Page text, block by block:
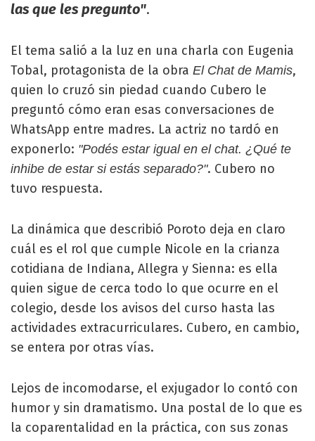
las que les pregunto".
El tema salió a la luz en una charla con Eugenia
Tobal, protagonista de la obra El Chat de Mamis,
quien lo cruzó sin piedad cuando Cubero le
preguntó cómo eran esas conversaciones de
WhatsApp entre madres. La actriz no tardó en
exponerlo: "Podés estar igual en el chat. ¿Qué te
inhibe de estar si estás separado?". Cubero no
tuvo respuesta.
La dinámica que describió Poroto deja en claro
cuál es el rol que cumple Nicole en la crianza
cotidiana de Indiana, Allegra y Sienna: es ella
quien sigue de cerca todo lo que ocurre en el
colegio, desde los avisos del curso hasta las
actividades extracurriculares. Cubero, en cambio,
se entera por otras vías.
Lejos de incomodarse, el exjugador lo contó con
humor y sin dramatismo. Una postal de lo que es
la coparentalidad en la práctica, con sus zonas